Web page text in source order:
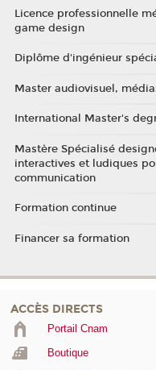
Licence professionnelle
game design
Diplôme d'ingénieur
Master audiovisuel,
International Master's
Mastère Spécialisé
interactives et ludiques
communication
Formation continue
Financer sa formation
ACCÈS DIRECTS
Portail Cnam
Boutique